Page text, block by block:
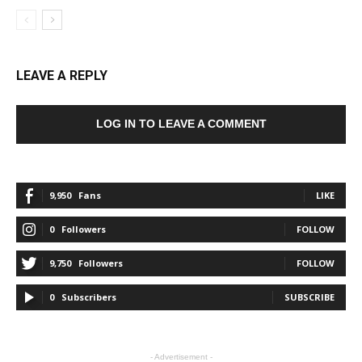
LEAVE A REPLY
LOG IN TO LEAVE A COMMENT
9,950 Fans LIKE
0 Followers FOLLOW
9,750 Followers FOLLOW
0 Subscribers SUBSCRIBE
- Advertisement -